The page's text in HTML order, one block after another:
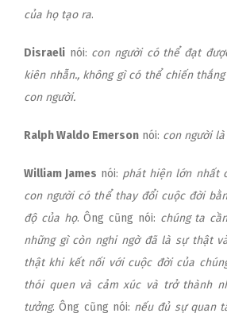
của họ tạo ra.
Disraeli nói: con người có thể đạt
kiên nhẫn., không gì có thể chiến
con người.
Ralph Waldo Emerson nói: con người
William James nói: phát hiện lớn nhất
con người có thể thay đổi cuộc đời
độ của họ. Ông cũng nói: chúng ta
những gì còn nghi ngờ đã là sự thật
thật khi kết nối với cuộc đời của
thói quen và cảm xúc và trở thành
tưởng. Ông cũng nói: nếu đủ sự quan